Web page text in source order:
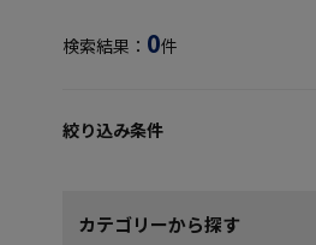
検索結果： 0件
絞り込み条件
カテゴリーから探す